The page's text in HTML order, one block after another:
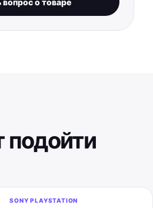
SONY PLAYSTATION